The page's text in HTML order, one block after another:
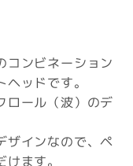
コンビネーション
ッドです。
ロール（波）のデ
ザインなので、ペ
ます。